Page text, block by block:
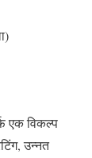
एक विकल्प
उन्नत